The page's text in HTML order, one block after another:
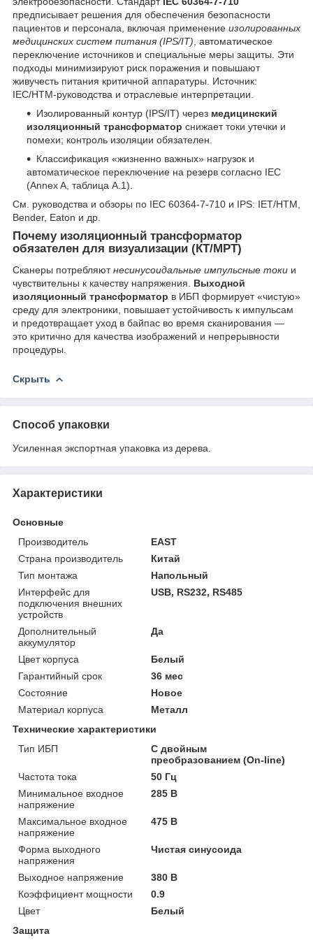
предписывает решения для обеспечения безопасности
пациентов и персонала, включая применение изолированных
медицинских систем питания (IPS/IT), автоматическое
переключение источников и специальные меры защиты. Эти
подходы минимизируют риск поражения и повышают
живучесть питания критичной аппаратуры. Источник:
IEC/HTM-руководства и отраслевые интерпретации.
Изолированный контур (IPS/IT) через медицинский
изоляционный трансформатор снижает токи утечки и
помехи; контроль изоляции обязателен.
Классификация «жизненно важных» нагрузок и
автоматическое переключение на резерв согласно IEC
(Annex A, таблица A.1).
См. руководства и обзоры по IEC 60364-7-710 и IPS: IET/HTM,
Bender, Eaton и др.
Почему изоляционный трансформатор
обязателен для визуализации (КТ/МРТ)
Сканеры потребляютнесинусоидальные импульсные токи и
чувствительны к качеству напряжения. Выходной
изоляционный трансформатор в ИБП формирует «чистую»
среду для электроники, повышает устойчивость к импульсам
и предотвращает уход в байпас во время сканирования —
это критично для качества изображений и непрерывности
процедуры.
Скрыть
Способ упаковки
Усиленная экспортная упаковка из дерева.
Характеристики
Основные
Производитель
EAST
Страна производитель
Китай
Тип монтажа
Напольный
Интерфейс для
подключения внешних
устройств
USB, RS232, RS485
Дополнительный
аккумулятор
Да
Цвет корпуса
Белый
Гарантийный срок
36 мес
Состояние
Новое
Материал корпуса
Металл
Технические характеристики
Тип ИБП
С двойным
преобразованием (On-line)
Частота тока
50 Гц
Минимальное входное
напряжение
285 В
Максимальное входное
напряжение
475 В
Форма выходного
напряжения
Чистая синусоида
Выходное напряжение
380 В
Коэффициент мощности
0.9
Цвет
Белый
Защита